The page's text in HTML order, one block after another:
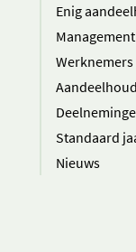
Enig
Management
Werknemers
Standaard
Nieuws